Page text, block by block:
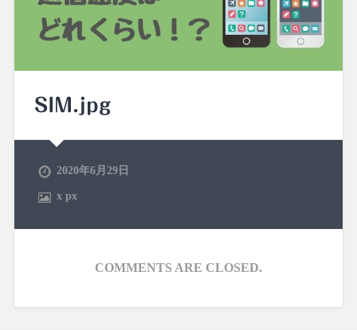
SIM.jpg
2020年6月29日
xpx
COMMENTS ARE CLOSED.